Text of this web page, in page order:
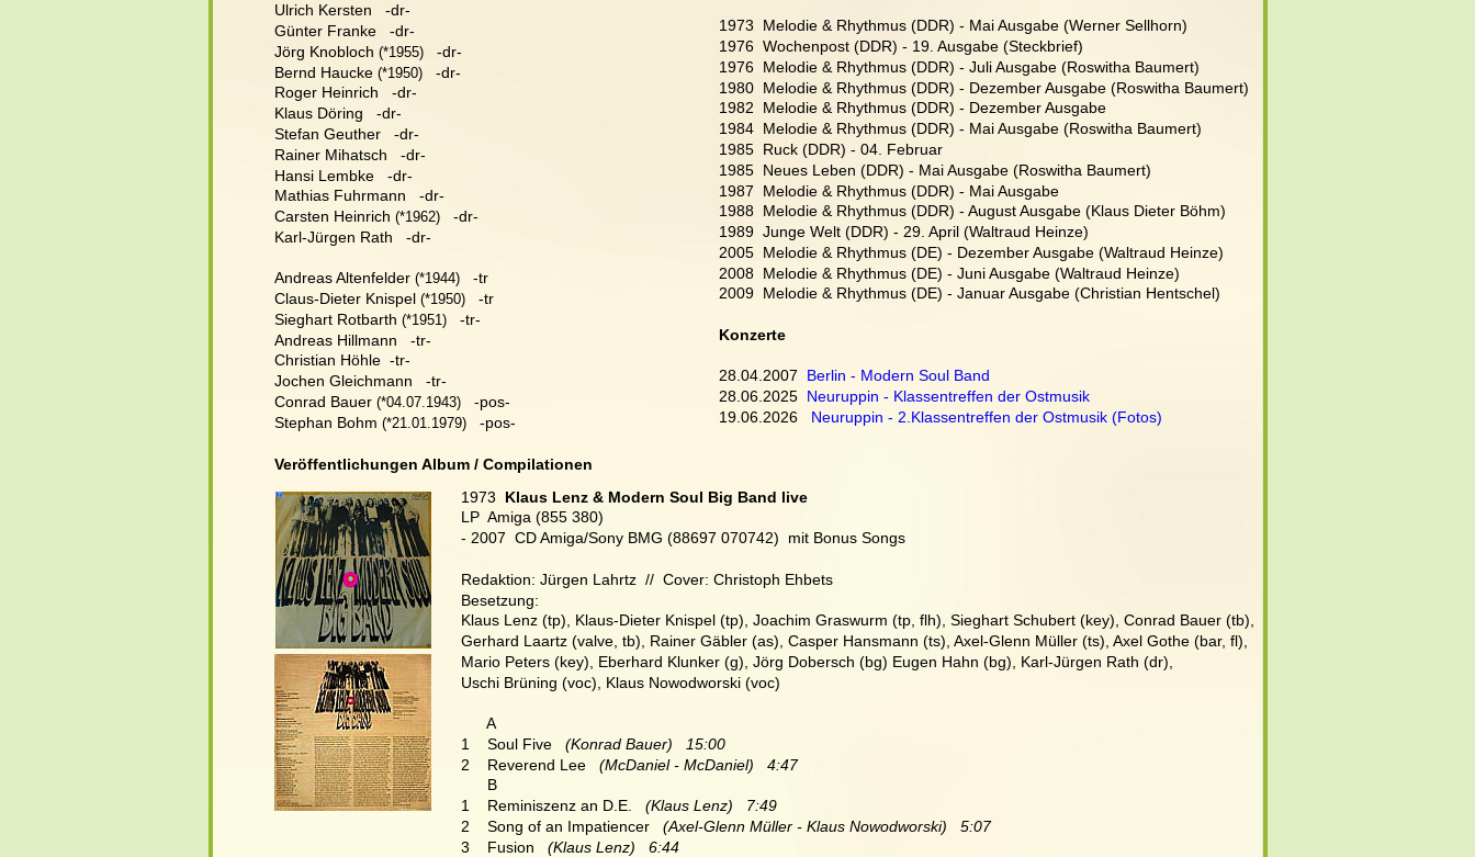
Veröffentlichungen Album / Compilationen
1973
  Klaus Lenz & Modern Soul Big Band live
LP  Amiga (855 380)
- 2007  CD Amiga/Sony BMG (88697 070742)  mit Bonus Songs
Redaktion: Jürgen Lahrtz  //  Cover: Christoph Ehbets
Besetzung:
Klaus Lenz (tp), Klaus-Dieter Knispel (tp), Joachim Graswurm (tp, flh), Sieghart Schubert (key), Conrad Bauer (tb),
Gerhard Laartz (valve, tb), Rainer Gäbler (as), Casper Hansmann (ts), Axel-Glenn Müller (ts), Axel Gothe (bar, fl),
Mario Peters (key), Eberhard Klunker (g), Jörg Dobersch (bg) Eugen Hahn (bg), Karl-Jürgen Rath (dr),
Uschi Brüning (voc), Klaus Nowodworski (voc)
      A
1    Soul Five (Konrad Bauer)   15:00
2    Reverend Lee (McDaniel - McDaniel)   4:47
      B
1    Reminiszenz an D.E. (Klaus Lenz)   7:49
2    Song of an Impatiencer (Axel-Glenn Müller - Klaus Nowodworski)   5:07
3    Fusion (Klaus Lenz)   6:44
Ulrich Kersten   -dr-
Günter Franke   -dr-
Jörg Knobloch (*1955)
   -dr-
Bernd Haucke (*1950)
   -dr-
Roger Heinrich   -dr-
Klaus Döring   -dr-
Stefan Geuther   -dr-
Rainer Mihatsch   -dr-
Hansi Lembke   -dr-
Mathias Fuhrmann   -dr-
Carsten Heinrich (*1962)
   -dr-
Karl-Jürgen Rath   -dr-
Andreas Altenfelder (*1944)
   -tr
Claus-Dieter Knispel (*1950)
   -tr
Sieghart Rotbarth (*1951)
   -tr-
Andreas Hillmann   -tr-
Christian Höhle  -tr-
Jochen Gleichmann   -tr-
Conrad Bauer (*04.07.1943)
   -pos-
Stephan Bohm (*21.01.1979)
   -pos-
1973  Melodie & Rhythmus (DDR) - Mai Ausgabe (Werner Sellhorn)
1976  Wochenpost (DDR) - 19. Ausgabe (Steckbrief)
1976  Melodie & Rhythmus (DDR) - Juli Ausgabe (Roswitha Baumert)
1980  Melodie & Rhythmus (DDR) - Dezember Ausgabe (Roswitha Baumert)
1982  Melodie & Rhythmus (DDR) - Dezember Ausgabe
1984  Melodie & Rhythmus (DDR) - Mai Ausgabe (Roswitha Baumert)
1985  Ruck (DDR) - 04. Februar
1985  Neues Leben (DDR) - Mai Ausgabe (Roswitha Baumert)
1987  Melodie & Rhythmus (DDR) - Mai Ausgabe
1988  Melodie & Rhythmus (DDR) - August Ausgabe (Klaus Dieter Böhm)
1989  Junge Welt (DDR) - 29. April (Waltraud Heinze)
2005  Melodie & Rhythmus (DE) - Dezember Ausgabe (Waltraud Heinze)
2008  Melodie & Rhythmus (DE) - Juni Ausgabe (Waltraud Heinze)
2009  Melodie & Rhythmus (DE) - Januar Ausgabe (Christian Hentschel)
Konzerte
28.04.2007 Berlin - Modern Soul Band
28.06.2025 Neuruppin - Klassentreffen der Ostmusik
19.06.2026 Neuruppin - 2.Klassentreffen der Ostmusik (Fotos)